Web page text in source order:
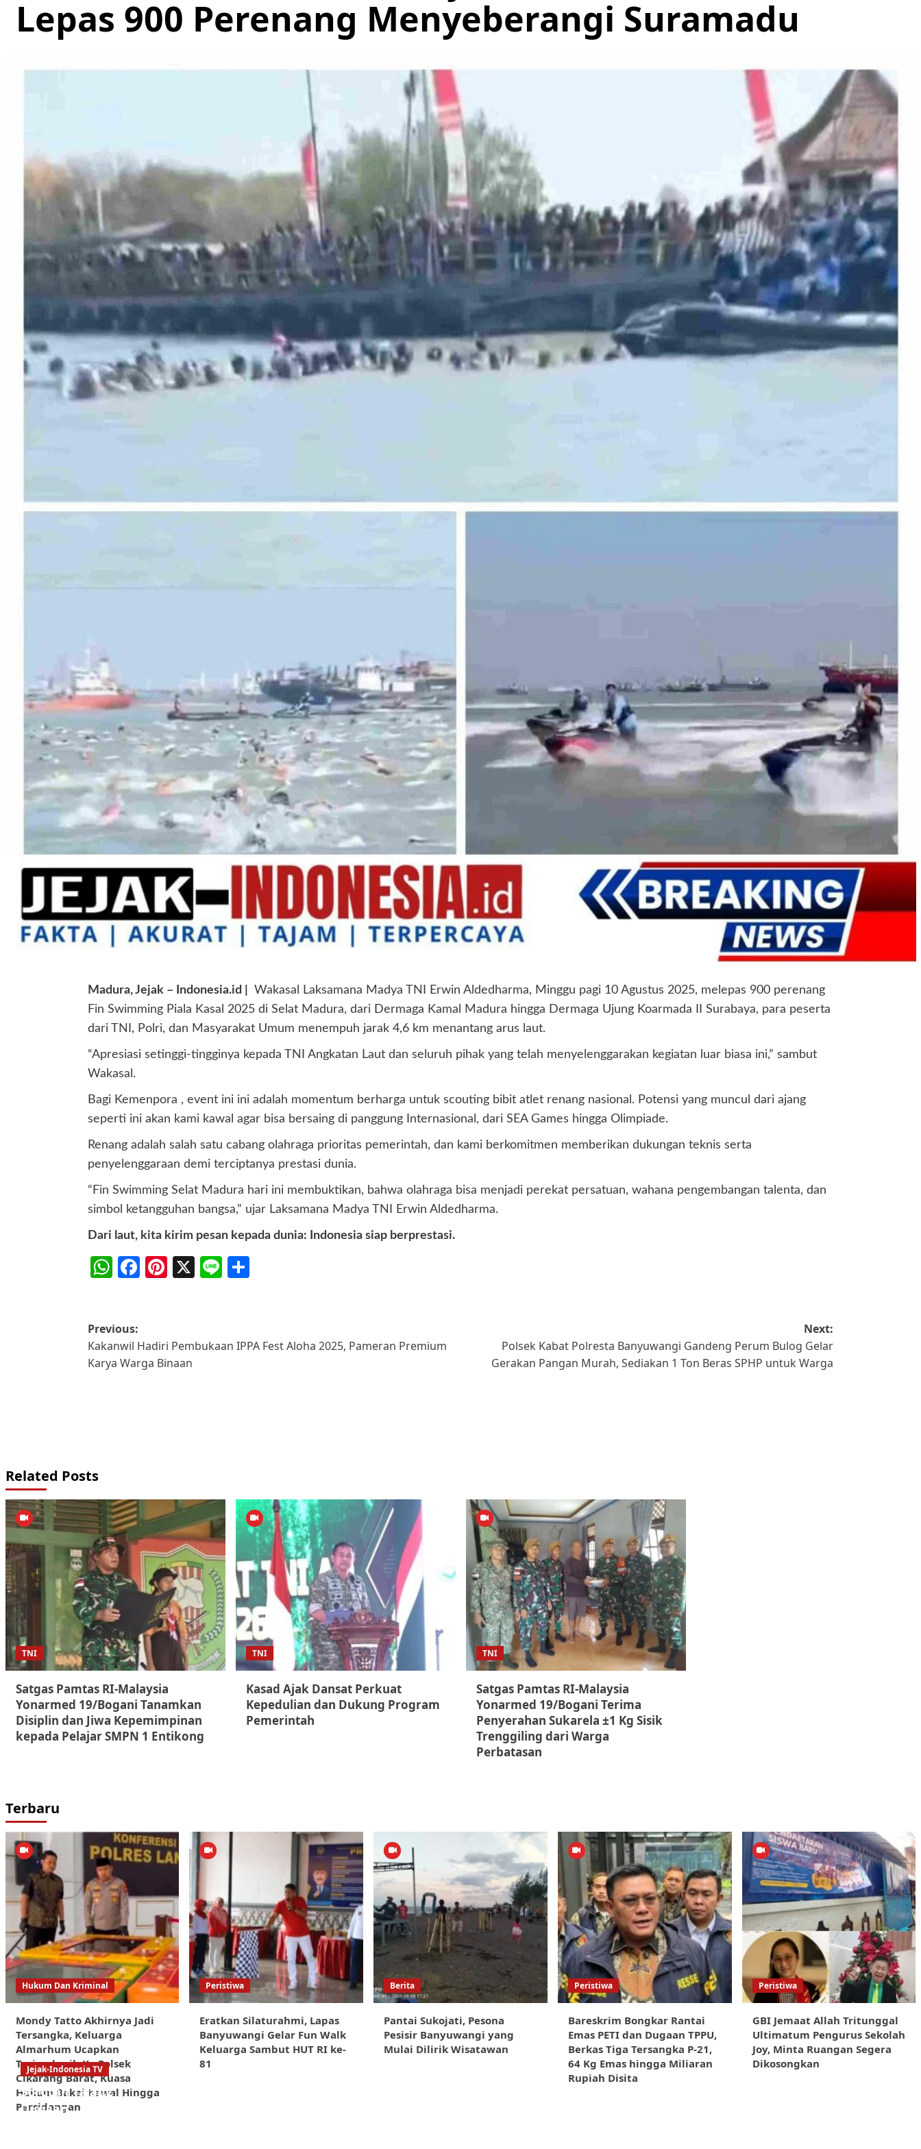
Lepas 900 Perenang Menyeberangi Suramadu
Madura, Jejak – Indonesia.id |
Wakasal Laksamana Madya TNI Erwin Aldedharma, Minggu pagi 10 Agustus 2025, melepas 900 perenang
Fin Swimming Piala Kasal 2025 di Selat Madura, dari Dermaga Kamal Madura hingga Dermaga Ujung Koarmada II Surabaya, para peserta
dari TNI, Polri, dan Masyarakat Umum menempuh jarak 4,6 km menantang arus laut.
“Apresiasi setinggi-tingginya kepada TNI Angkatan Laut dan seluruh pihak yang telah menyelenggarakan kegiatan luar biasa ini,” sambut
Wakasal.
Bagi Kemenpora , event ini ini adalah momentum berharga untuk scouting bibit atlet renang nasional. Potensi yang muncul dari ajang
seperti ini akan kami kawal agar bisa bersaing di panggung Internasional, dari SEA Games hingga Olimpiade.
Renang adalah salah satu cabang olahraga prioritas pemerintah, dan kami berkomitmen memberikan dukungan teknis serta
penyelenggaraan demi terciptanya prestasi dunia.
“Fin Swimming Selat Madura hari ini membuktikan, bahwa olahraga bisa menjadi perekat persatuan, wahana pengembangan talenta, dan
simbol ketangguhan bangsa,” ujar Laksamana Madya TNI Erwin Aldedharma.
Dari laut, kita kirim pesan kepada dunia: Indonesia siap berprestasi.
WhatsApp
Facebook
Pinterest
X Line
Post
navigation
Previous:
Kakanwil Hadiri Pembukaan IPPA Fest Aloha 2025, Pameran Premium
Karya Warga Binaan
Next:
Polsek Kabat Polresta Banyuwangi Gandeng Perum Bulog Gelar
Gerakan Pangan Murah, Sediakan 1 Ton Beras SPHP untuk Warga
Related Posts
TNI
Satgas Pamtas RI-Malaysia
Yonarmed 19/Bogani Tanamkan
Disiplin dan Jiwa Kepemimpinan
kepada Pelajar SMPN 1 Entikong
TNI
Kasad Ajak Dansat Perkuat
Kepedulian dan Dukung Program
Pemerintah
TNI
Satgas Pamtas RI-Malaysia
Yonarmed 19/Bogani Terima
Penyerahan Sukarela ±1 Kg Sisik
Trenggiling dari Warga
Perbatasan
Terbaru
Hukum Dan Kriminal
Mondy Tatto Akhirnya Jadi
Tersangka, Keluarga
Almarhum Ucapkan
Terimakasih Ke Polsek
Cikarang Barat, Kuasa
Hukum Bakal Kawal Hingga
Persidangan
Peristiwa
Eratkan Silaturahmi, Lapas
Banyuwangi Gelar Fun Walk
Keluarga Sambut HUT RI ke-
81
Berita
Pantai Sukojati, Pesona
Pesisir Banyuwangi yang
Mulai Dilirik Wisatawan
Peristiwa
Bareskrim Bongkar Rantai
Emas PETI dan Dugaan TPPU,
Berkas Tiga Tersangka P-21,
64 Kg Emas hingga Miliaran
Rupiah Disita
Peristiwa
GBI Jemaat Allah Tritunggal
Ultimatum Pengurus Sekolah
Joy, Minta Ruangan Segera
Dikosongkan
Jejak-Indonesia TV
Sorotan Tajam:
Dugaan